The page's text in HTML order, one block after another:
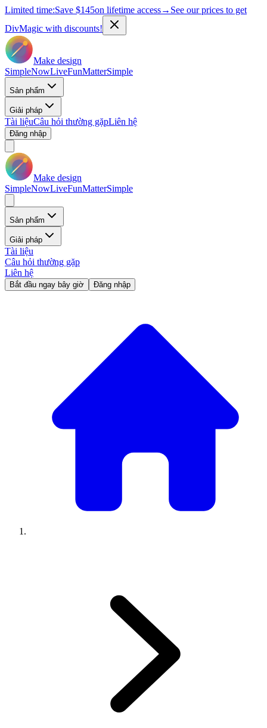
Limited time:Save $145on lifetime access→ See our prices to get
DivMagic with discounts!
Make design
SimpleNowLiveFunMatterSimple
Sản phẩm
Giải pháp
Tài liệuCâu hỏi thường gặpLiên hệ
Đăng nhập
Make design
SimpleNowLiveFunMatterSimple
Sản phẩm
Giải pháp
Tài liệu
Câu hỏi thường gặp
Liên hệ
Bắt đầu ngay bây giờ Đăng nhập